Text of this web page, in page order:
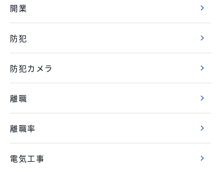
開業
防犯
防犯カメラ
離職
離職率
電気工事